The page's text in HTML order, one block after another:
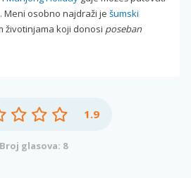
Meni osobno najdraži je šumski
životinjama koji donosi poseban
1.9
Broj glasova: 8